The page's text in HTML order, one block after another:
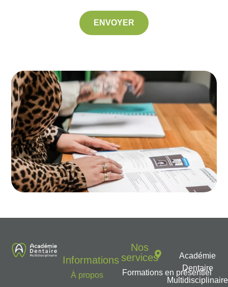
Informations
À propos
Nos
services
Formations en présentiel
Académie
Dentaire
Multidisciplinaire